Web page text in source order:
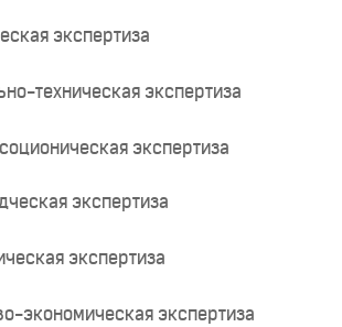
экспертиза
техническая экспертиза
экспертиза
экспертиза
экспертиза
экономическая экспертиза